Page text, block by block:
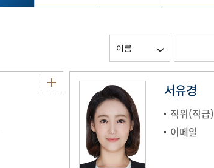
서유경
직위(직급)
이메일